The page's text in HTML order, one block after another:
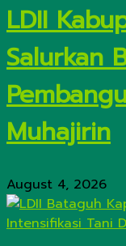
LDII
Salurkan
Muhajirin
August 4, 2026